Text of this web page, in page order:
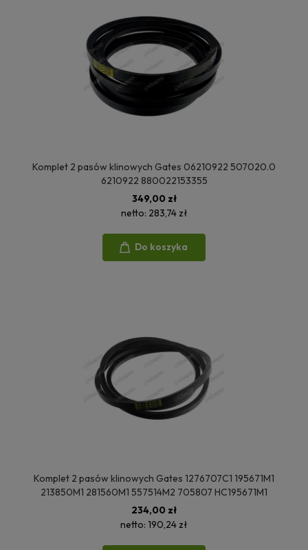
Komplet 2 pasów klinowych Gates 06210922 507020.0
6210922 880022153355
349,00 zł
netto: 283,74 zł
Do koszyka
Komplet 2 pasów klinowych Gates 1276707C1 195671M1
213850M1 281560M1 557514M2 705807 HC195671M1
234,00 zł
netto: 190,24 zł